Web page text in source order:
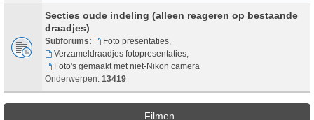
Secties oude indeling (alleen reageren op bestaande
draadjes)
Subforums: Foto presentaties,
Verzameldraadjes fotopresentaties,
Foto's gemaakt met niet-Nikon camera
Onderwerpen: 13419
Filmen